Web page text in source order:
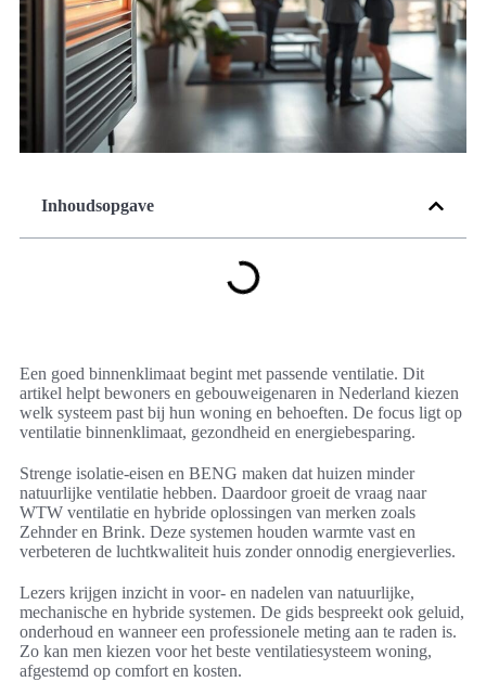
Inhoudsopgave
Een goed binnenklimaat begint met passende ventilatie. Dit
artikel helpt bewoners en gebouweigenaren in Nederland kiezen
welk systeem past bij hun woning en behoeften. De focus ligt op
ventilatie binnenklimaat, gezondheid en energiebesparing.
Strenge isolatie-eisen en BENG maken dat huizen minder
natuurlijke ventilatie hebben. Daardoor groeit de vraag naar
WTW ventilatie en hybride oplossingen van merken zoals
Zehnder en Brink. Deze systemen houden warmte vast en
verbeteren de luchtkwaliteit huis zonder onnodig energieverlies.
Lezers krijgen inzicht in voor- en nadelen van natuurlijke,
mechanische en hybride systemen. De gids bespreekt ook geluid,
onderhoud en wanneer een professionele meting aan te raden is.
Zo kan men kiezen voor het beste ventilatiesysteem woning,
afgestemd op comfort en kosten.